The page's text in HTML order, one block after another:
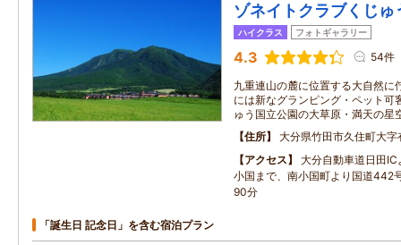
ゾネイトクラブくじゅ
ハイクラス フォトギャラリー
4.3 54件
九重連山の麓に位置する大自然
には新なグランピング・ペット可
ゅう国立公園の大草原・満天の星
住所
大分県竹田市久住町大
アクセス
大分自動車道日田
小国まで、南小国町より国道442
90分
「誕生日 記念日」を含む宿泊プラン